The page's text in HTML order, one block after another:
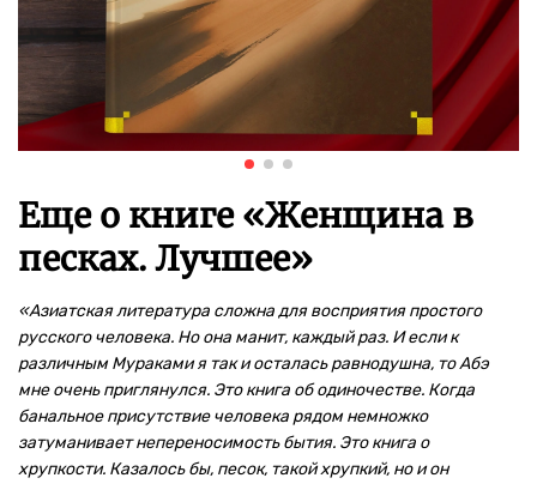
Еще о книге «Женщина в
песках. Лучшее»
«Азиатская литература сложна для восприятия простого
русского человека. Но она манит, каждый раз. И если к
различным Мураками я так и осталась равнодушна, то Абэ
мне очень приглянулся. Это книга об одиночестве. Когда
банальное присутствие человека рядом немножко
затуманивает непереносимость бытия. Это книга о
хрупкости. Казалось бы, песок, такой хрупкий, но и он